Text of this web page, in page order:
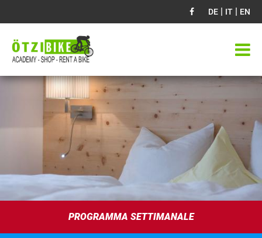
DE | IT | EN
PROGRAMMA SETTIMANALE